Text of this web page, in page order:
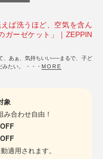
ば洗うほど、空気を含ん
ガーゼケット」｜ZEPPIN
、あぁ、気持ちいい──まるで、子ど
たい。 ・・・ MORE
象
み合わせ自由！
適用されます。